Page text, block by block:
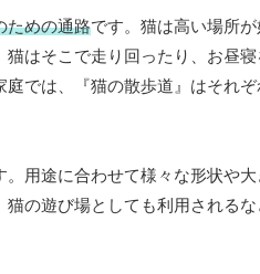
ための通路です。猫は高い場所
はそこで走り回ったり、お昼
では、『猫の散歩道』はそれ
用途に合わせて様々な形状や
の遊び場としても利用される